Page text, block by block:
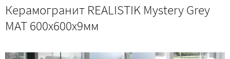
Керамогранит REALISTIK Mystery Grey
MAT 600x600х9мм